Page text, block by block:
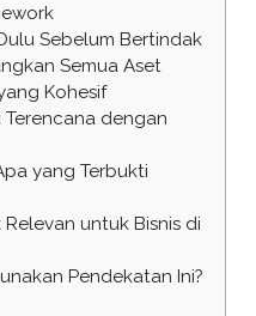
Sebelum Bertindak
Semua Aset
Kohesif
Terencana dengan
yang Terbukti
untuk Bisnis di
Pendekatan Ini?